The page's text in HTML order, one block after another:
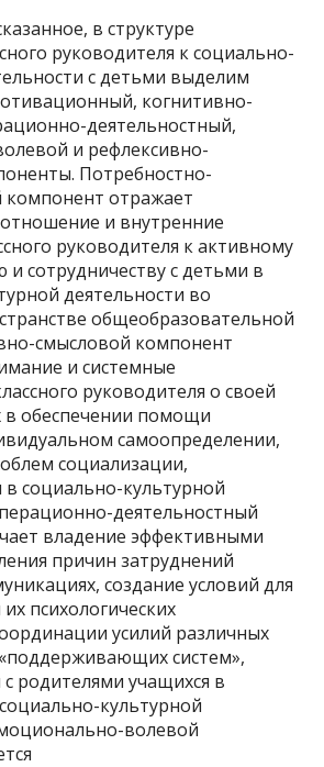
в структуре
руководителя к социально-
с детьми выделим
когнитивно-
деятельностный,
и рефлексивно-
Потребностно-
отражает
и внутренние
руководителя к активному
сотрудничеству с детьми в
деятельности во
общеобразовательной
смысловой компонент
и системные
руководителя о своей
в обеспечении помощи
самоопределении,
социализации,
социально-культурной
деятельностный
владение эффективными
причин затруднений
создание условий для
психологических
усилий различных
систем»,
родителями учащихся в
культурной
волевой